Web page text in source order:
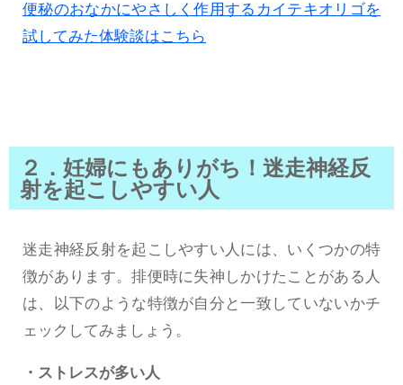
便秘のおなかにやさしく作用するカイテキオリゴを
試してみた体験談はこちら
２．妊婦にもありがち！迷走神経反
射を起こしやすい人
迷走神経反射を起こしやすい人には、いくつかの特
徴があります。排便時に失神しかけたことがある人
は、以下のような特徴が自分と一致していないかチ
ェックしてみましょう。
・ストレスが多い人